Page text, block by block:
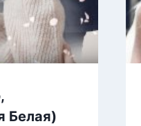
Белая)